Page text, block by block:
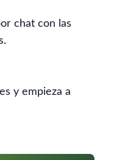
chat con las
y empieza a